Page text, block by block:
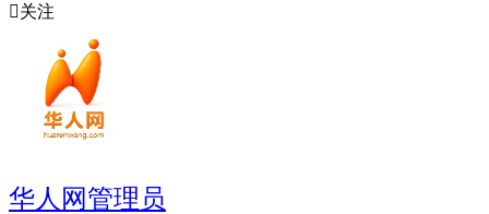
关注
华人网管理员